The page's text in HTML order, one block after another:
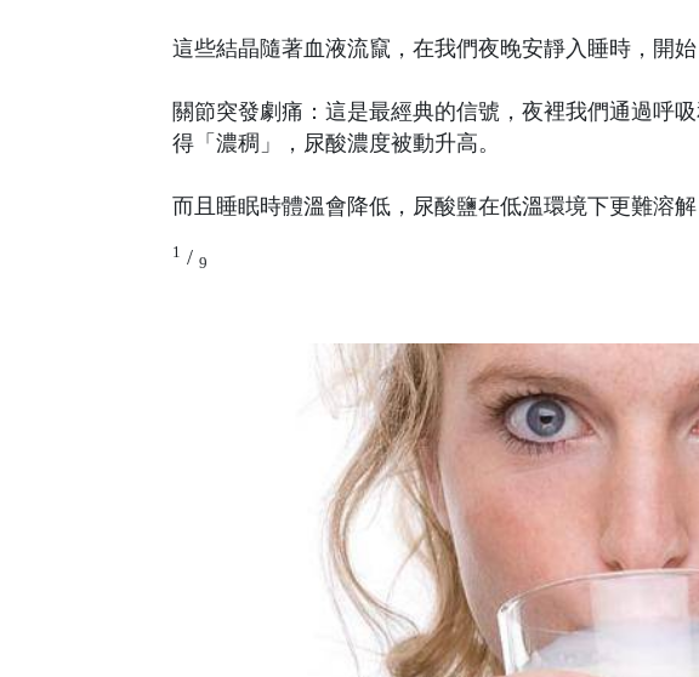
這些結晶隨著血液流竄，在我們夜晚安靜入睡時，開始
關節突發劇痛：這是最經典的信號，夜裡我們通過呼
得「濃稠」，尿酸濃度被動升高。
而且睡眠時體溫會降低，尿酸鹽在低溫環境下更難溶
1 / 9